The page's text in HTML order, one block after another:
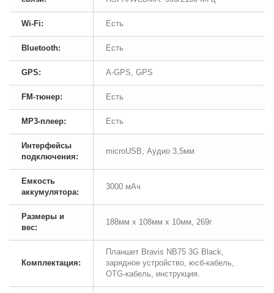
Wi-Fi: Есть
Bluetooth: Есть
GPS: A-GPS, GPS
FM-тюнер: Есть
MP3-плеер: Есть
Интерфейсы
подключения:
microUSB, Аудио 3,5мм
Емкость
аккумулятора:
3000 мАч
Размеры и
вес:
188мм х 108мм х 10мм, 269г
Комплектация:
Планшет Bravis NB75 3G Black,
зарядное устройство, юсб-кабель,
OTG-кабель, инструкция.